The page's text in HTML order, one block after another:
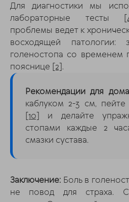
Для диагностики мы
лабораторные тесты
проблемы ведет к
восходящей патологии:
голеностопа со временем
пояснице [2].
Рекомендации для
каблуком 2-3 см,
[10] и делайте
стопами каждые 2
смазки сустава.
Заключение: Боль в
не повод для страха.